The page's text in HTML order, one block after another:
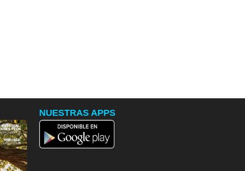
NUESTRAS APPS